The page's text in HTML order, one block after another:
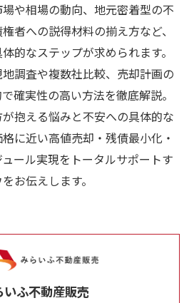
や相場の動向、地元密着型の不
者への説得材料の揃え方など、
的なステップが求められます。
調査や複数社比較、売却計画の
確実性の高い方法を徹底解説。
抱える悩みと不安への具体的な
に近い高値売却・残債最小化・
ール実現をトータルサポートす
お伝えします。
いふ不動産販売